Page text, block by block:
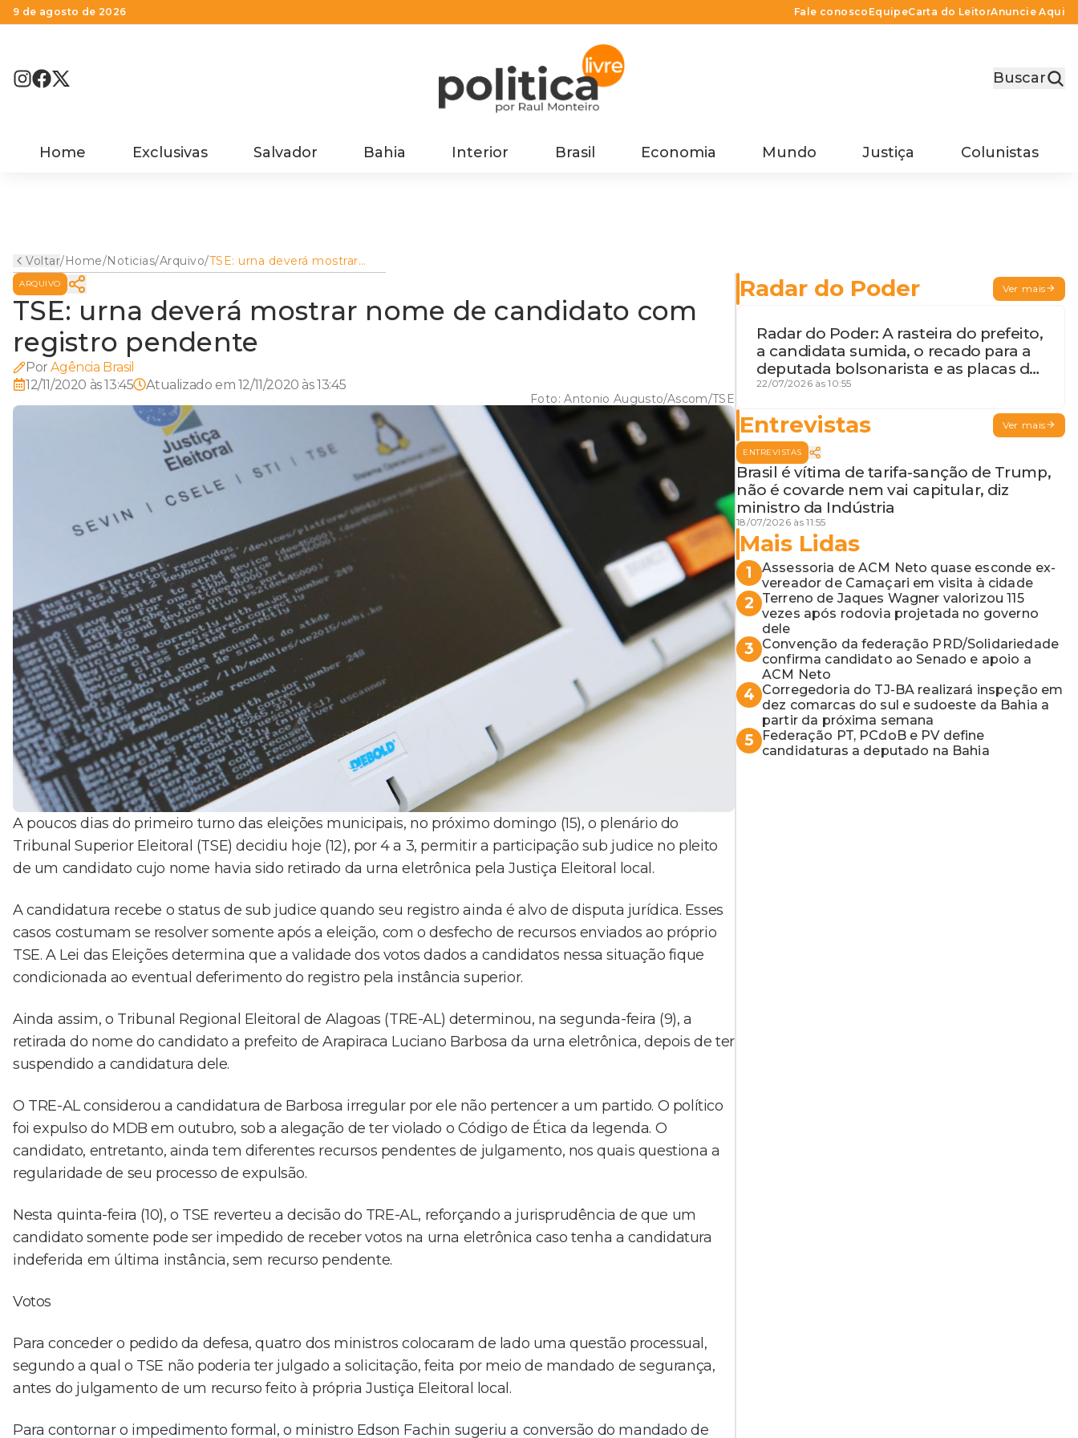
9 de agosto de 2026 Fale conosco EquipeCarta do LeitorAnuncie Aqui
Buscar
Home Exclusivas Salvador Bahia Interior Brasil Economia Mundo Justiça Colunistas
Voltar/Home/Noticias/Arquivo/TSE: urna deverá mostrar
nome de candidato com
ARQUIVO
TSE: urna deverá mostrar nome de candidato com
registro pendente
Por Agência Brasil
12/11/2020 às 13:45
Atualizado em 12/11/2020 às 13:45
Foto:Antonio Augusto/Ascom/TSE
A poucos dias do primeiro turno das eleições municipais, no próximo domingo (15), o plenário do
Tribunal Superior Eleitoral (TSE) decidiu hoje (12), por 4 a 3, permitir a participação sub judice no pleito
de um candidato cujo nome havia sido retirado da urna eletrônica pela Justiça Eleitoral local.
A candidatura recebe o status de sub judice quando seu registro ainda é alvo de disputa jurídica. Esses
casos costumam se resolver somente após a eleição, com o desfecho de recursos enviados ao próprio
TSE. A Lei das Eleições determina que a validade dos votos dados a candidatos nessa situação fique
condicionada ao eventual deferimento do registro pela instância superior.
Ainda assim, o Tribunal Regional Eleitoral de Alagoas (TRE-AL) determinou, na segunda-feira (9), a
retirada do nome do candidato a prefeito de Arapiraca Luciano Barbosa da urna eletrônica, depois de ter
suspendido a candidatura dele.
O TRE-AL considerou a candidatura de Barbosa irregular por ele não pertencer a um partido. O político
foi expulso do MDB em outubro, sob a alegação de ter violado o Código de Ética da legenda. O
candidato, entretanto, ainda tem diferentes recursos pendentes de julgamento, nos quais questiona a
regularidade de seu processo de expulsão.
Nesta quinta-feira (10), o TSE reverteu a decisão do TRE-AL, reforçando a jurisprudência de que um
candidato somente pode ser impedido de receber votos na urna eletrônica caso tenha a candidatura
indeferida em última instância, sem recurso pendente.
Votos
Para conceder o pedido da defesa, quatro dos ministros colocaram de lado uma questão processual,
segundo a qual o TSE não poderia ter julgado a solicitação, feita por meio de mandado de segurança,
antes do julgamento de um recurso feito à própria Justiça Eleitoral local.
Para contornar o impedimento formal, o ministro Edson Fachin sugeriu a conversão do mandado de
Radar do Poder Ver mais
Radar do Poder: A rasteira do prefeito,
a candidata sumida, o recado para a
deputada bolsonarista e as placas da
discórdia
22/07/2026 às 10:55
Entrevistas Ver mais
ENTREVISTAS
Brasil é vítima de tarifa-sanção de Trump,
não é covarde nem vai capitular, diz
ministro da Indústria
18/07/2026 às 11:55
Mais Lidas
1
Assessoria de ACM Neto quase esconde ex-
vereador de Camaçari em visita à cidade
2
Terreno de Jaques Wagner valorizou 115
vezes após rodovia projetada no governo
dele
3
Convenção da federação PRD/Solidariedade
confirma candidato ao Senado e apoio a
ACM Neto
4 Corregedoria do TJ-BA realizará inspeção em
dez comarcas do sul e sudoeste da Bahia a
partir da próxima semana
5
Federação PT, PCdoB e PV define
candidaturas a deputado na Bahia